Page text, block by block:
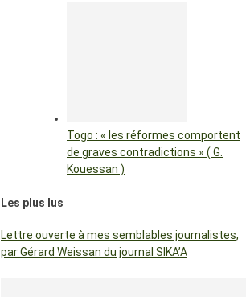
Togo : « les réformes comportent
de graves contradictions » ( G.
Kouessan )
Les plus lus
Lettre ouverte à mes semblables journalistes,
par Gérard Weissan du journal SIKA’A